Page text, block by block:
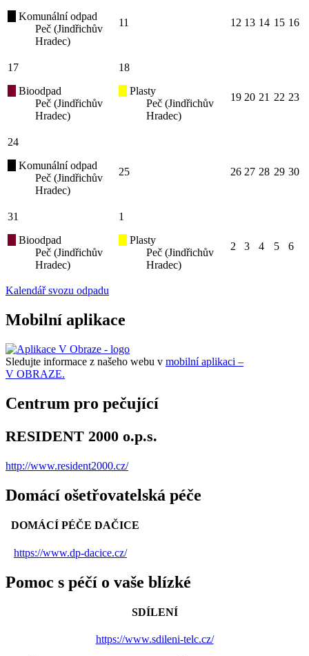
Komunální odpad
Peč (Jindřichův
Hradec)
11 12 13 14 15 16
17
Bioodpad
Peč (Jindřichův
Hradec)
18
Plasty
Peč (Jindřichův
Hradec)
19 20 21 22 23
24
Komunální odpad
Peč (Jindřichův
Hradec)
25 26 27 28 29 30
31
Bioodpad
Peč (Jindřichův
Hradec)
1
Plasty
Peč (Jindřichův
Hradec)
2 3 4 5 6
Kalendář svozu odpadu
Mobilní aplikace
Sledujte informace z našeho webu v mobilní aplikaci –
V OBRAZE.
Centrum pro pečující
RESIDENT 2000 o.p.s.
http://www.resident2000.cz/
Domácí ošetřovatelská péče
DOMÁCÍ PÉČE DAČICE
https://www.dp-dacice.cz/
Pomoc s péčí o vaše blízké
SDÍLENÍ
https://www.sdileni-telc.cz/